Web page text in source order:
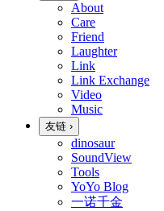
About
Care
Friend
Laughter
Link
Link Exchange
Video
Music
友链 ›
dinosaur
SoundView
Tools
YoYo Blog
一诺千金